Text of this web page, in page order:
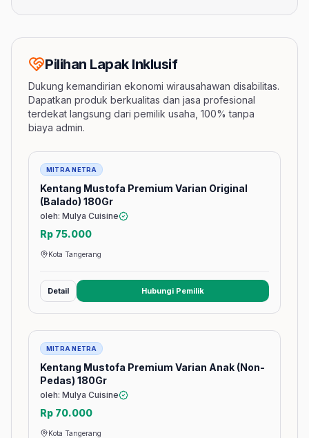
Pilihan Lapak Inklusif
Dukung kemandirian ekonomi wirausahawan disabilitas.
Dapatkan produk berkualitas dan jasa profesional
terdekat langsung dari pemilik usaha, 100% tanpa
biaya admin.
Barang
MITRA NETRA
Kentang Mustofa Premium Varian Original
(Balado) 180Gr
oleh: Mulya Cuisine
Rp 75.000
Kota Tangerang
Detail Hubungi Pemilik(membuka tab baru)
Barang
MITRA NETRA
Kentang Mustofa Premium Varian Anak (Non-
Pedas) 180Gr
oleh: Mulya Cuisine
Rp 70.000
Kota Tangerang